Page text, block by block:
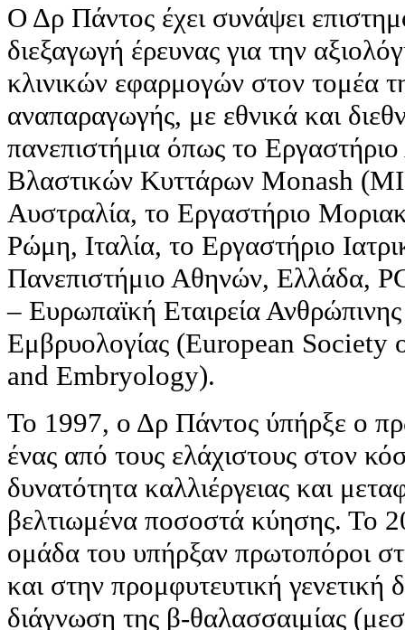
Ο Δρ Πάντος έχει συνάψει
διεξαγωγή έρευνας για την
κλινικών εφαρμογών στον τομέα
αναπαραγωγής, με εθνικά και
πανεπιστήμια όπως το
Βλαστικών Κυττάρων Monash
Αυστραλία, το Εργαστήριο
Ρώμη, Ιταλία, το Εργαστήριο
Πανεπιστήμιο Αθηνών, Ελλάδα,
– Ευρωπαϊκή Εταιρεία
Εμβρυολογίας (European
and Embryology).
Το 1997, ο Δρ Πάντος ύπήρξε ο
ένας από τους ελάχιστους στον
δυνατότητα καλλιέργειας και
βελτιωμένα ποσοστά κύησης. Το
ομάδα του υπήρξαν πρωτοπόροι
και στην προμφυτευτική
διάγνωση της β-θαλασσαιμίας